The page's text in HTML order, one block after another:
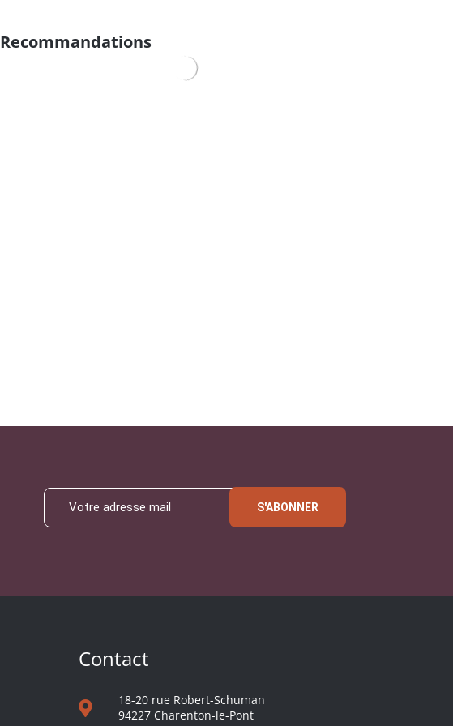
Recommandations
S'ABONNER
Contact
18-20 rue Robert-Schuman
94227 Charenton-le-Pont